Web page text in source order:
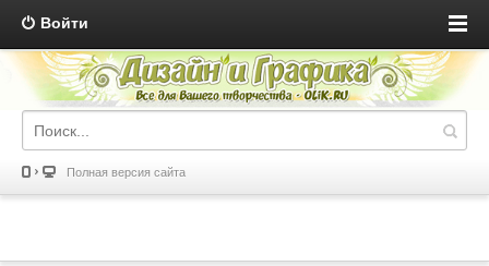
Войти
Полная версия сайта